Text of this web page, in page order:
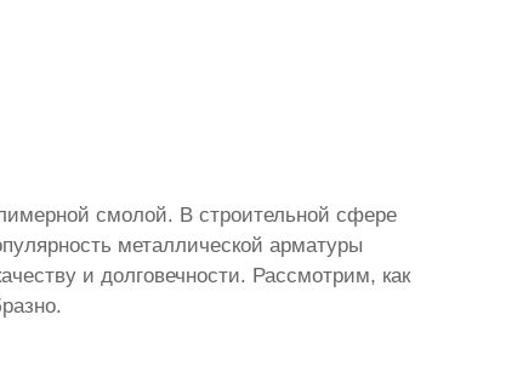
смолой. В строительной сфере
металлической арматуры
и долговечности. Рассмотрим, как